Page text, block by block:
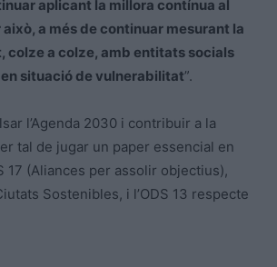
aplicant la millora contínua al
a més de continuar mesurant la
a colze, amb entitats socials
situació de vulnerabilitat”.
l’Agenda 2030 i contribuir a la
tal de jugar un paper essencial en
17 (Aliances per assolir objectius),
Sostenibles, i l’ODS 13 respecte